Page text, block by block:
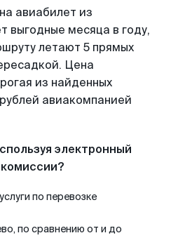
авиабилет из
выгодные месяца в году,
летают 5 прямых
Цена
из найденных
авиакомпанией
электронный
по перевозке
по сравнению от и до